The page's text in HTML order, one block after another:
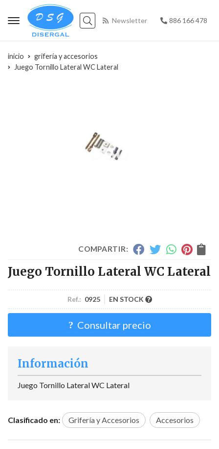
Buscar
Newsletter 886 166 478
inicio
grifería y accesorios
Juego Tornillo Lateral WC Lateral
COMPARTIR:
Juego Tornillo Lateral WC Lateral
Ref.: 0925 EN STOCK
Consultar precio
Información
Juego Tornillo Lateral WC Lateral
Clasificado en: Grifería y Accesorios Accesorios